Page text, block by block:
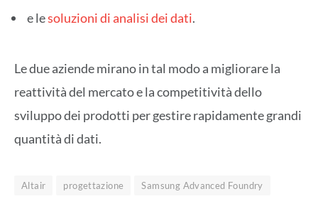
e lesoluzioni di analisi dei dati.
Le due aziende mirano in tal modo a migliorare la
reattività del mercato e la competitività dello
sviluppo dei prodotti per gestire rapidamente grandi
quantità di dati.
Altair progettazione Samsung Advanced Foundry